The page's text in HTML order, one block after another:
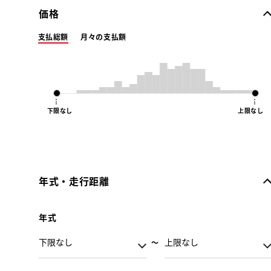
価格
支払総額 月々の支払額
下限なし 上限なし
年式・走行距離
年式